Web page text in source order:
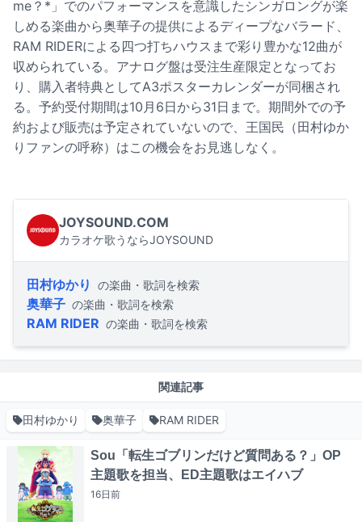
me？*」でのパフォーマンスを意識したシンガロングが楽
しめる楽曲から奥華子の提供によるディープなバラード、
RAM RIDERによる四つ打ちハウスまで彩り豊かな12曲が
収められている。アナログ盤は受注生産限定となってお
り、購入者特典としてA3ポスターカレンダーが同梱され
る。予約受付期間は10月6日から31日まで。期間外での予
約および販売は予定されていないので、王国民（田村ゆか
りファンの呼称）はこの機会をお見逃しなく。
JOYSOUND.COM
カラオケ歌うならJOYSOUND
田村ゆかり の楽曲・歌詞を検索
奥華子 の楽曲・歌詞を検索
RAM RIDER の楽曲・歌詞を検索
関連記事
田村ゆかり 奥華子 RAM RIDER
Sou「転生ゴブリンだけど質問ある？」OP
主題歌を担当、ED主題歌はエイハブ
16日前